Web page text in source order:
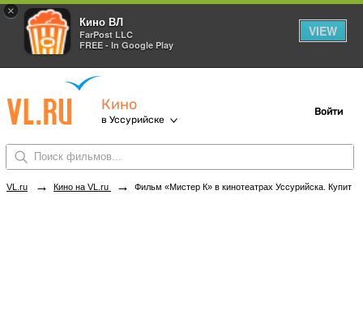
×
Кино ВЛ
FarPost LLC
FREE - In Google Play
VIEW
Кино
в Уссурийске
Войти
VL.ru → Кино на VL.ru → Фильм «Мистер К» в кинотеатрах Уссурийска. Купить билеты!